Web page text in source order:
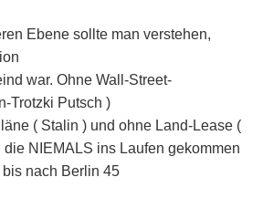
Ebene sollte man verstehen,
war. Ohne Wall-Street-
Trotzki Putsch )
( Stalin ) und ohne Land-Lease (
die NIEMALS ins Laufen gekommen
nach Berlin 45